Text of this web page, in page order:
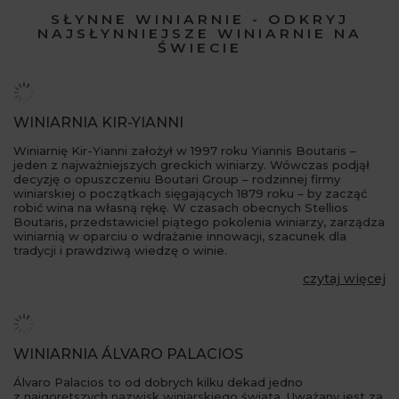
SŁYNNE WINIARNIE - ODKRYJ
NAJSŁYNNIEJSZE WINIARNIE NA
ŚWIECIE
WINIARNIA KIR-YIANNI
Winiarnię Kir-Yianni założył w 1997 roku Yiannis Boutaris –
jeden z najważniejszych greckich winiarzy. Wówczas podjął
decyzję o opuszczeniu Boutari Group – rodzinnej firmy
winiarskiej o początkach sięgających 1879 roku – by zacząć
robić wina na własną rękę. W czasach obecnych Stellios
Boutaris, przedstawiciel piątego pokolenia winiarzy, zarządza
winiarnią w oparciu o wdrażanie innowacji, szacunek dla
tradycji i prawdziwą wiedzę o winie.
czytaj więcej
WINIARNIA ÁLVARO PALACIOS
Álvaro Palacios to od dobrych kilku dekad jedno